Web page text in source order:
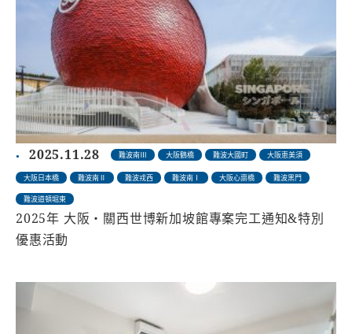
2025.11.28 難波南Ⅲ 大阪鶴橋 難波大國町 大阪恵美須
大阪日本橋 難波南Ⅱ 難波戎西 難波南Ⅰ 大阪心齋橋 難波黑門
難波道頓堀東
2025年 大阪・關西世博新加坡館專案完工通知&特別
優惠活動